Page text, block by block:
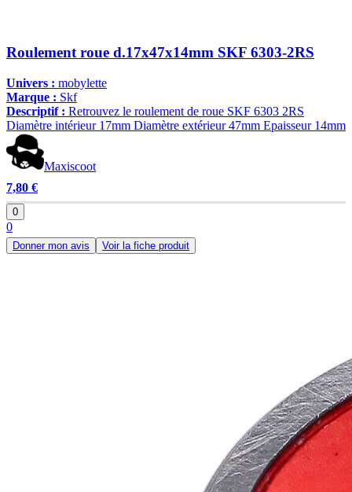
Roulement roue d.17x47x14mm SKF 6303-2RS
Univers : mobylette
Marque : Skf
Descriptif : Retrouvez le roulement de roue SKF 6303 2RS
Diamètre intérieur 17mm Diamètre extérieur 47mm Epaisseur 14mm
Maxiscoot
7,80 €
0
0
Donner mon avis Voir la fiche produit